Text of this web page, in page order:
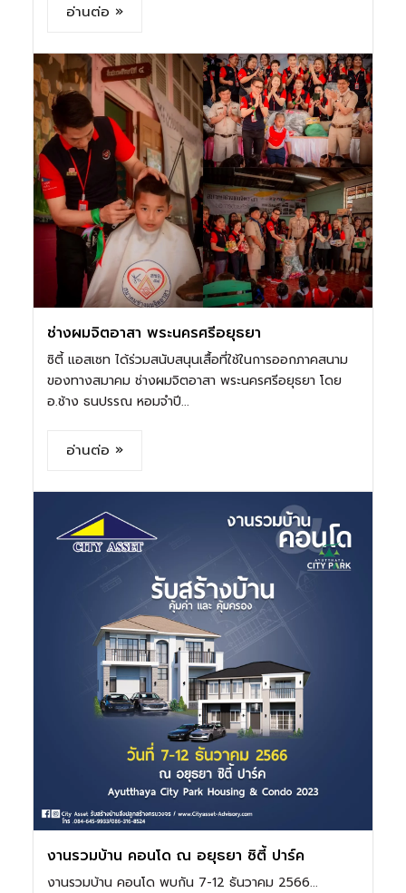
อ่านต่อ »
ช่างผมจิตอาสา พระนครศรีอยุธยา
ซิตี้ แอสเซท ได้ร่วมสนับสนุนเสื้อที่ใช้ในการออกภาคสนาม
ของทางสมาคม ช่างผมจิตอาสา พระนครศรีอยุธยา โดย
อ.ช้าง ธนปรรณ หอมจำปี...
อ่านต่อ »
งานรวมบ้าน คอนโด ณ อยุธยา ซิตี้ ปาร์ค
งานรวมบ้าน คอนโด พบกัน 7-12 ธันวาคม 2566...